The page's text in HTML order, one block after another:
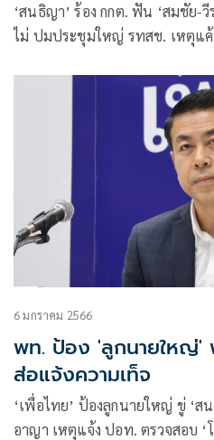
‘สนธิญา’ ร้อง กกต. ฟัน ‘สมชัย-วี
ไม่ ปมประชุมใหญ่ รทสช. เหตุแค้น ‘บิ๊กตู่’ ชี้ผิดโท
6 มกราคม 2566
พท. ป้อง 'ลูกนายใหญ่'
ส่อแจ้งความเท็จ
‘เพื่อไทย’ ป้องลูกนายใหญ่ ขู่ ‘ส
อาญา เหตุแจ้ง ปอท. ตรวจสอบ ‘โอ๊ค’ ข้องใจ ‘นักร้องวา